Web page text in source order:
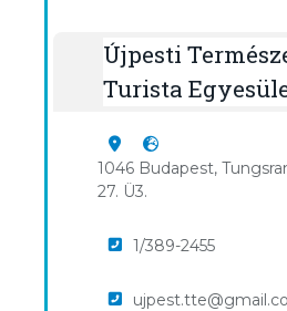
Újpesti
Turista
1046 Budapest,
27. Ü3.
1/389-2455